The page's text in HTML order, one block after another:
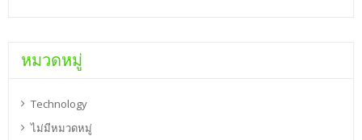
หมวดหมู่
Technology
ไม่มีหมวดหมู่